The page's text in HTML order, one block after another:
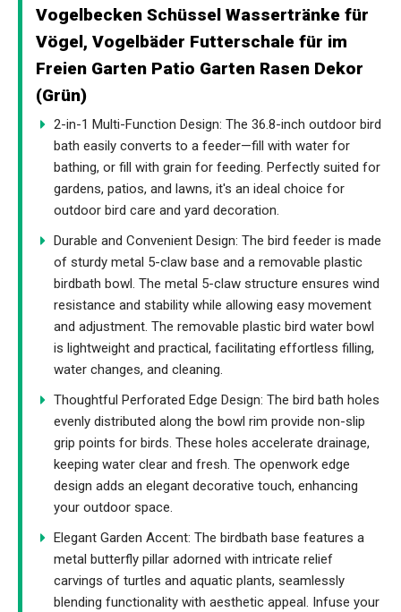
Vogelbecken Schüssel Wassertränke für
Vögel, Vogelbäder Futterschale für im
Freien Garten Patio Garten Rasen Dekor
(Grün)
2-in-1 Multi-Function Design: The 36.8-inch outdoor bird
bath easily converts to a feeder—fill with water for
bathing, or fill with grain for feeding. Perfectly suited for
gardens, patios, and lawns, it's an ideal choice for
outdoor bird care and yard decoration.
Durable and Convenient Design: The bird feeder is made
of sturdy metal 5-claw base and a removable plastic
birdbath bowl. The metal 5-claw structure ensures wind
resistance and stability while allowing easy movement
and adjustment. The removable plastic bird water bowl
is lightweight and practical, facilitating effortless filling,
water changes, and cleaning.
Thoughtful Perforated Edge Design: The bird bath holes
evenly distributed along the bowl rim provide non-slip
grip points for birds. These holes accelerate drainage,
keeping water clear and fresh. The openwork edge
design adds an elegant decorative touch, enhancing
your outdoor space.
Elegant Garden Accent: The birdbath base features a
metal butterfly pillar adorned with intricate relief
carvings of turtles and aquatic plants, seamlessly
blending functionality with aesthetic appeal. Infuse your